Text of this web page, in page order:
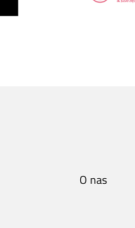
O nas